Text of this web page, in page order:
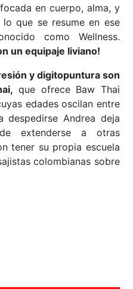
en cuerpo, alma, y
que se resume en ese
como Wellness.
un equipaje liviano!
y digitopuntura son
que ofrece Baw Thai
edades oscilan entre
Andrea deja
extenderse a otras
tener su propia escuela
colombianas sobre